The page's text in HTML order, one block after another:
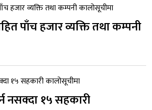
पाँच हजार व्यक्ति तथा कम्पनी
नसक्दा १५ सहकारी